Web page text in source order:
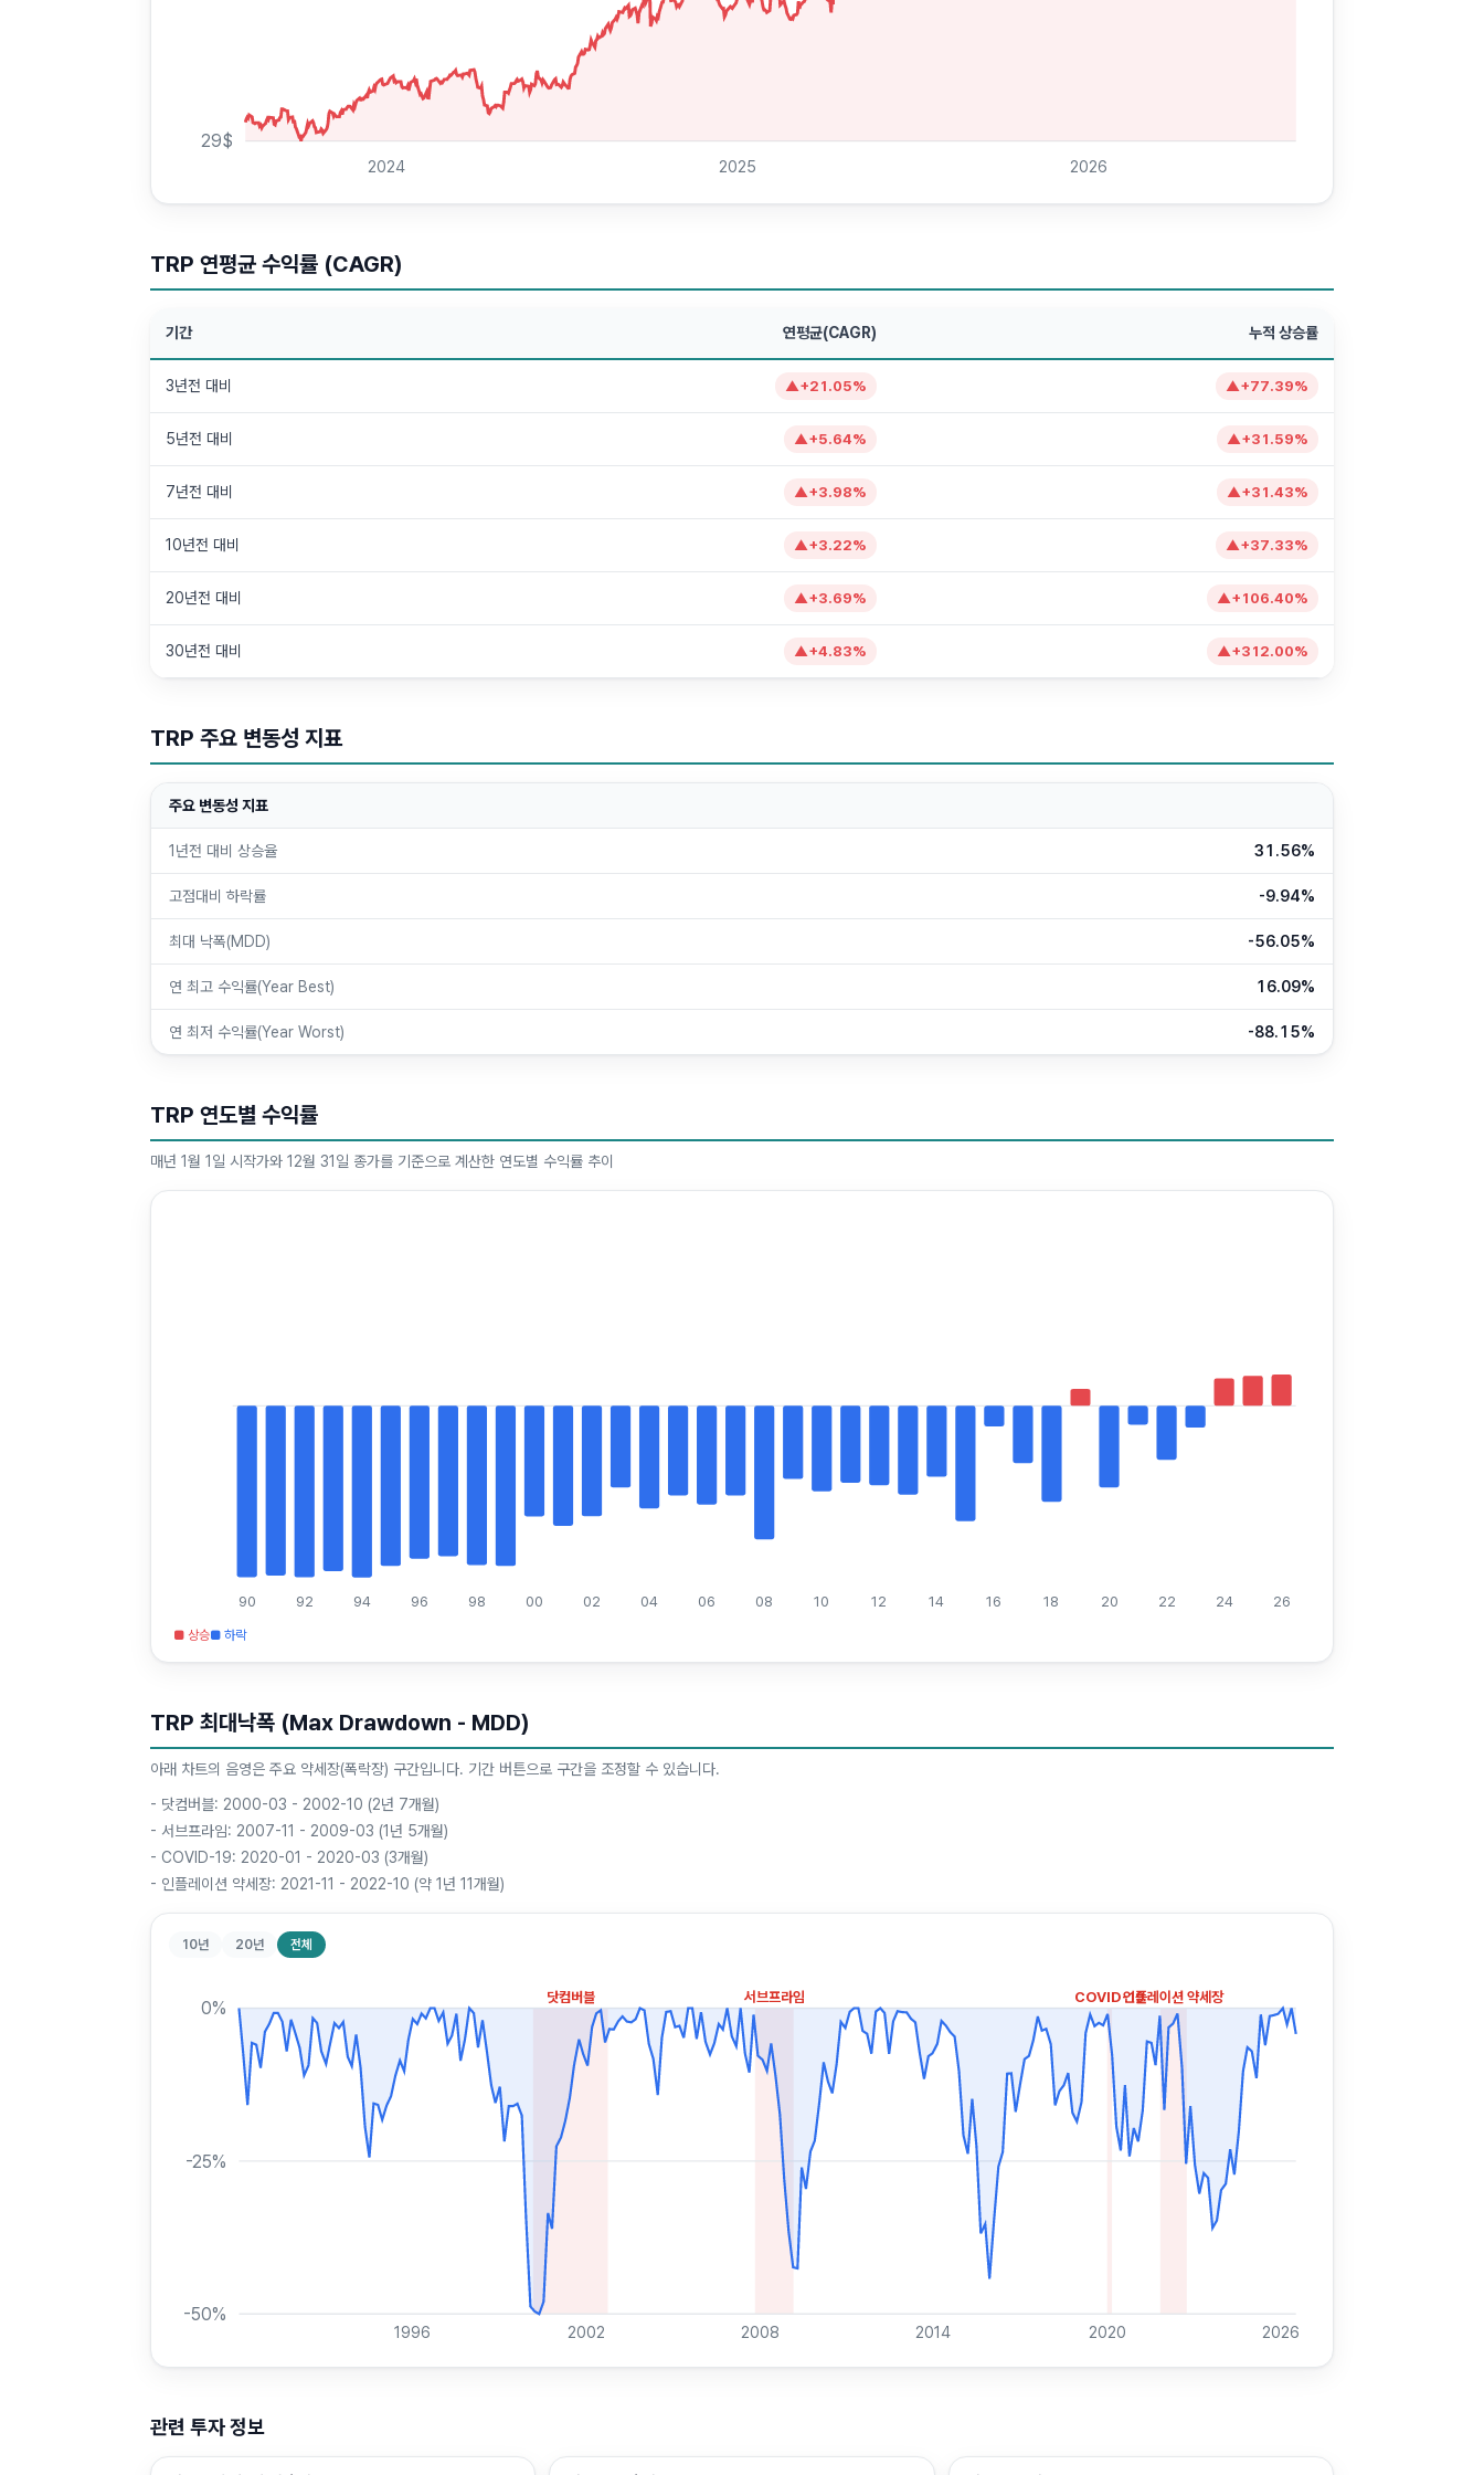
29$
2024 2025 2026
TRP 연평균 수익률 (CAGR)
기간 연평균(CAGR) 누적 상승률
3년전 대비 ▲+21.05% ▲+77.39%
5년전 대비 ▲+5.64% ▲+31.59%
7년전 대비 ▲+3.98% ▲+31.43%
10년전 대비 ▲+3.22% ▲+37.33%
20년전 대비 ▲+3.69% ▲+ 106.40%
30년전 대비 ▲+4.83% ▲+312.00%
TRP 주요 변동성 지표
주요 변동성 지표
1년전 대비 상승율 31.56%
고점대비 하락률 -9.94%
최대 낙폭(MDD) -56.05%
연 최고 수익률(Year Best) 16.09%
연 최저 수익률(Year Worst) -88.15%
TRP 연도별 수익률
매년 1월 1일 시작가와 12월 31일 종가를 기준으로 계산한 연도별 수익률 추이
90 92 94 96 98 00 02 04 06 08 10 12 14 16 18 20 22 24 26
■ 상승■ 하락
TRP 최대낙폭 (Max Drawdown - MDD)
아래 차트의 음영은 주요 약세장(폭락장) 구간입니다. 기간 버튼으로 구간을 조정할 수 있습니다.
- 닷컴버블: 2000-03 - 2002-10 (2년 7개월)
- 서브프라임: 2007-11 - 2009-03 (1년 5개월)
- COVID-19: 2020-01 - 2020-03 (3개월)
- 인플레이션 약세장: 2021-11 - 2022-10 (약 1년 11개월)
10년 20년 전체
닷컴버블 서브프라임 COVID-19인플레이션 약세장
0%
-25%
-50%
1996 2002 2008 2014 2020 2026
관련 투자 정보